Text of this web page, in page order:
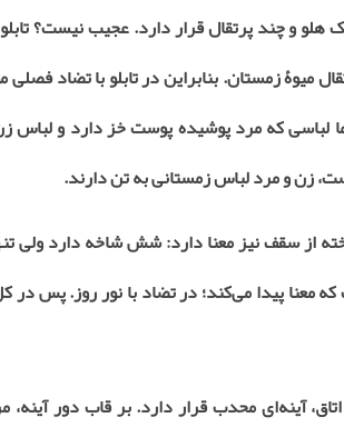
هلو و چند پرتقال قرار دارد. عجیب نیست؟
میوۀ زمستان. بنابراین در تابلو با تضاد فصلی
لباسی که مرد پوشیده پوست خز دارد و
زن و مرد لباس زمستانی به تن دارند.
از سقف نیز معنا دارد: شش شاخه دارد
معنا پیدا می‌کند؛ در تضاد با نور روز. پس در
اتاق، آینه‌ای محدب قرار دارد. بر قاب دور